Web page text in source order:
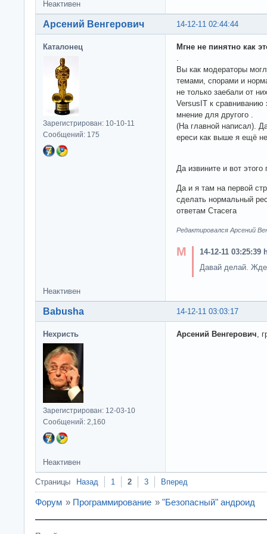
Неактивен
14-12-11 02:44:44
Арсений Венгерович
Каталонец
Зарегистрирован: 10-10-11
Сообщений: 175
Мгне не пинятно как
.
Вы как модераторы
темами, спорами и
не только заебали от
VersusIT к
мнение для другого .
(На главной написал).
ереси как выше я ещё
Да извините и вот
Да и я там на первой
сделать нормальный
ответам Стасега
Редактировался Арсений
14-12-11
Давай делай.
Неактивен
14-12-11 03:03:17
Babusha
Нехристь
Зарегистрирован: 12-03-10
Сообщений: 2,160
Арсений Венгерович ,
Неактивен
Страницы Назад 1 2 3 Вперед
Форум » Программирование » "Безопасный" андроид